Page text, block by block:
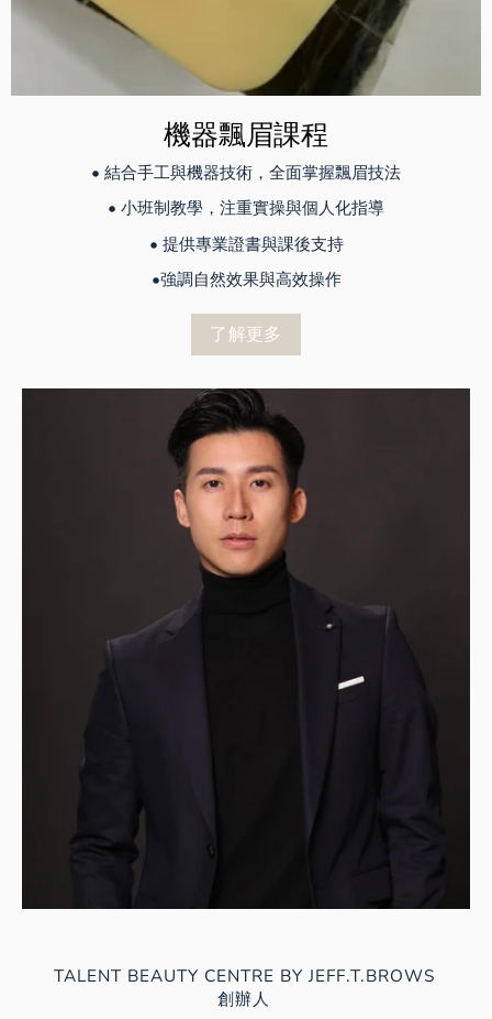
機器飄眉課程
• 結合手工與機器技術，全面掌握飄眉技法
• 小班制教學，注重實操與個人化指導
• 提供專業證書與課後支持
•強調自然效果與高效操作
了解更多
TALENT BEAUTY CENTRE BY JEFF.T.BROWS
創辦人